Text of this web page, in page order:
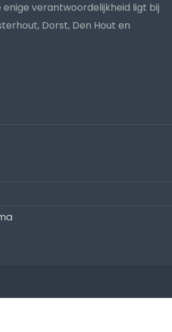
enige verantwoordelijkheid ligt bij
Dorst, Den Hout en